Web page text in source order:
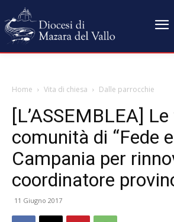
Home Vita di chiesa Dalle parrocchie
[L’ASSEMBLEA]
comunità di “Fede
Campania per
coordinatore
11 Giugno 2017